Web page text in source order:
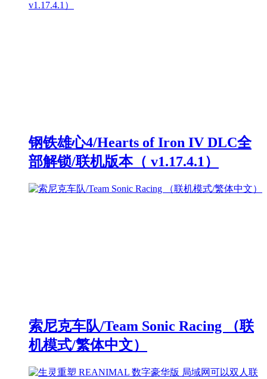
钢铁雄心4/Hearts of Iron IV DLC全
部解锁/联机版本（ v1.17.4.1）
索尼克车队/Team Sonic Racing （联
机模式/繁体中文）